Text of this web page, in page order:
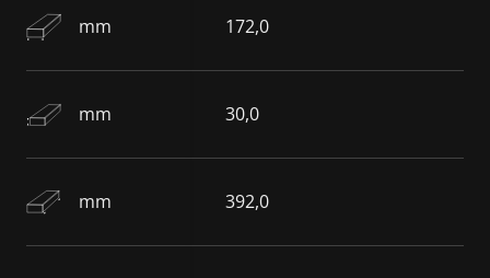
mm 172,0
mm 30,0
mm 392,0